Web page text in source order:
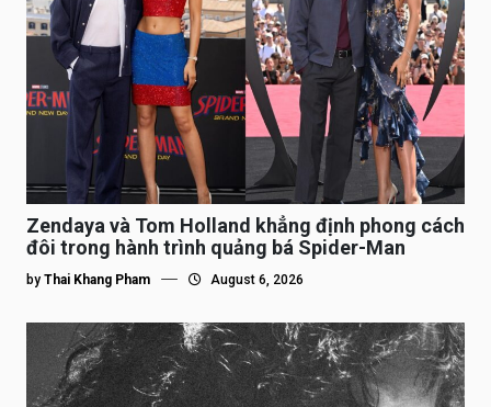
Zendaya và Tom Holland khẳng định phong cách
đôi trong hành trình quảng bá Spider-Man
by Thai Khang Pham August 6, 2026